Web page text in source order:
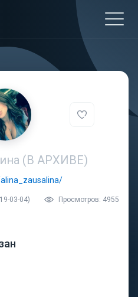
(В АРХИВЕ)
03-04) Просмотров: 4955